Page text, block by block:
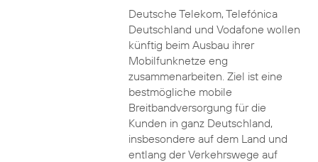
Deutsche Telekom, Telefónica
Deutschland und Vodafone wollen
künftig beim Ausbau ihrer
Mobilfunknetze eng
zusammenarbeiten. Ziel ist eine
bestmögliche mobile
Breitbandversorgung für die
Kunden in ganz Deutschland,
insbesondere auf dem Land und
entlang der Verkehrswege auf